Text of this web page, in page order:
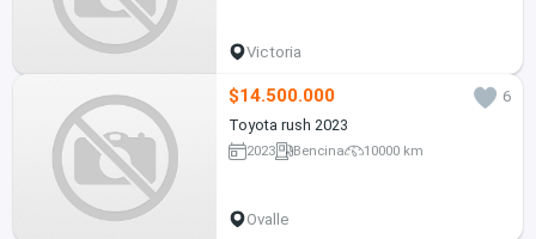
Victoria
$14.500.000
6
Toyota rush 2023
2023 Bencina 10000 km
Ovalle